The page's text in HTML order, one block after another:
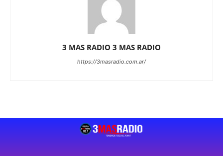
3 MAS RADIO 3 MAS RADIO
https://3masradio.com.ar/